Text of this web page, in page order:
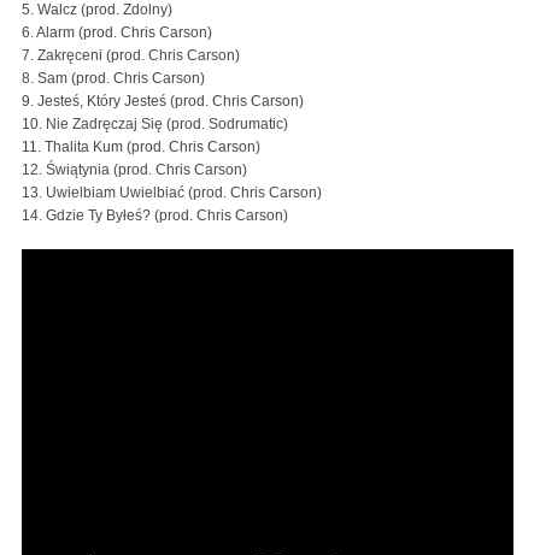
5. Walcz (prod. Zdolny)
6. Alarm (prod. Chris Carson)
7. Zakręceni (prod. Chris Carson)
8. Sam (prod. Chris Carson)
9. Jesteś, Który Jesteś (prod. Chris Carson)
10. Nie Zadręczaj Się (prod. Sodrumatic)
11. Thalita Kum (prod. Chris Carson)
12. Świątynia (prod. Chris Carson)
13. Uwielbiam Uwielbiać (prod. Chris Carson)
14. Gdzie Ty Byłeś? (prod. Chris Carson)